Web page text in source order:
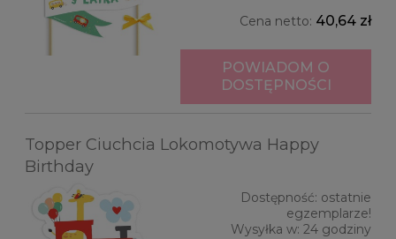
Cena netto: 40,64 zł
POWIADOM O
DOSTĘPNOŚCI
Topper Ciuchcia Lokomotywa Happy
Birthday
Dostępność: ostatnie
egzemplarze!
Wysyłka w: 24 godziny